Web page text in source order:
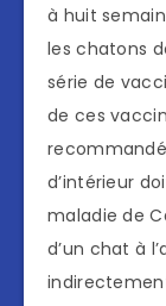
à huit
les chatons
série de
de ces
d’intérieur
maladie de
d’un chat à